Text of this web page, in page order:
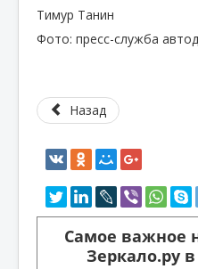
Тимур Танин
Фото: пресс-служба
Назад
Самое важное
Зеркало.ру в